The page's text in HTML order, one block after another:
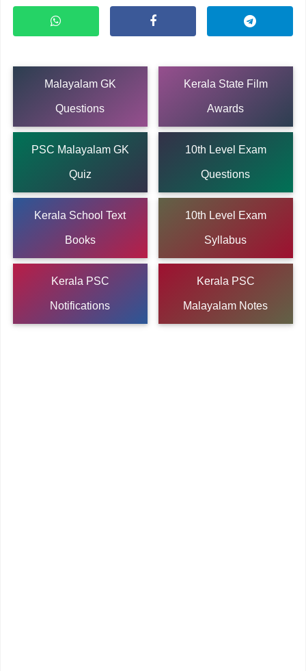
Malayalam GK
Questions
Kerala State Film
Awards
PSC Malayalam GK
Quiz
10th Level Exam
Questions
Kerala School Text
Books
10th Level Exam
Syllabus
Kerala PSC
Notifications
Kerala PSC
Malayalam Notes